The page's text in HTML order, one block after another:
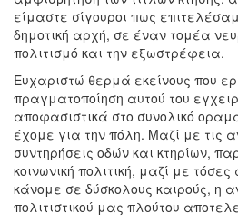
είμαστε σίγουροι πως
δημοτική αρχή, σε έναν τομέα
πολιτισμό και την εξωστρέφεια.
Ευχαριστώ θερμά εκείνους που
πραγματοποίηση αυτού του
αποφασιστικά στο συνολικό
έχομε για την πόλη. Μαζί με τις
συντηρήσεις οδών και κτηρίων,
κοινωνική πολιτική, μαζί με
κάνομε σε δύσκολους καιρούς, η
πολιτιστικού μας πλούτου